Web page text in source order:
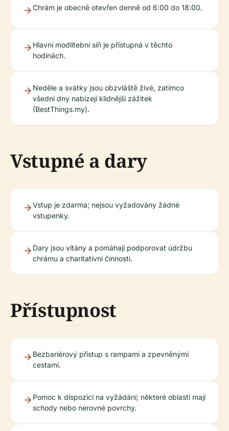
Chrám je obecně otevřen denně od 6:00 do 18:00.
Hlavní modlitební síň je přístupná v těchto
hodinách.
Neděle a svátky jsou obzvláště živé, zatímco
všední dny nabízejí klidnější zážitek
(BestThings.my).
Vstupné a dary
Vstup je zdarma; nejsou vyžadovány žádné
vstupenky.
Dary jsou vítány a pomáhají podporovat údržbu
chrámu a charitativní činnosti.
Přístupnost
Bezbariérový přístup s rampami a zpevněnými
cestami.
Pomoc k dispozici na vyžádání; některé oblasti mají
schody nebo nerovné povrchy.